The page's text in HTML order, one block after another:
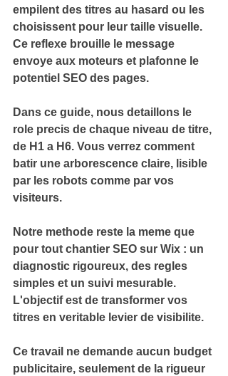
empilent des titres au hasard ou les
choisissent pour leur taille visuelle.
Ce reflexe brouille le message
envoye aux moteurs et plafonne le
potentiel SEO des pages.
Dans ce guide, nous detaillons le
role precis de chaque niveau de titre,
de H1 a H6. Vous verrez comment
batir une arborescence claire, lisible
par les robots comme par vos
visiteurs.
Notre methode reste la meme que
pour tout chantier SEO sur Wix : un
diagnostic rigoureux, des regles
simples et un suivi mesurable.
L'objectif est de transformer vos
titres en veritable levier de visibilite.
Ce travail ne demande aucun budget
publicitaire, seulement de la rigueur